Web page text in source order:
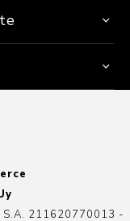
211620770013 -